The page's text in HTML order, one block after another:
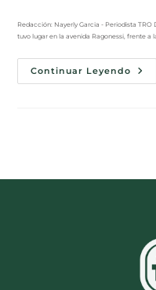
Redacción: Nayerly Garcia - Periodista
tuvo lugar en la avenida Ragonessi, frente a
Continuar Leyendo